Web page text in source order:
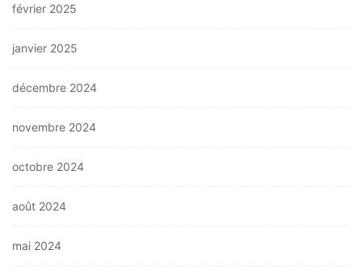
février 2025
janvier 2025
décembre 2024
novembre 2024
octobre 2024
août 2024
mai 2024